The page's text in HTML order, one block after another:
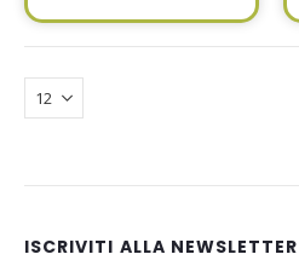
ISCRIVITI ALLA NEWSLETTER